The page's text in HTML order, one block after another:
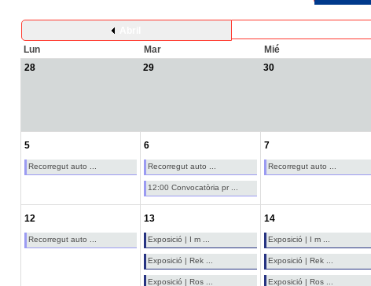
Lun
Mar Mié
28
29 30
5
Recorregut auto ...
6
Recorregut auto ...
12:00 Convocatòria pr ...
7
Recorregut auto ...
12
Recorregut auto ...
13
Exposició | I m ...
Exposició | Rek ...
Exposició | Ros ...
14
Exposició | I m ...
Exposició | Rek ...
Exposició | Ros ...